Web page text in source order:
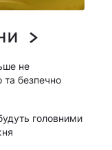
не
безпечно
головними